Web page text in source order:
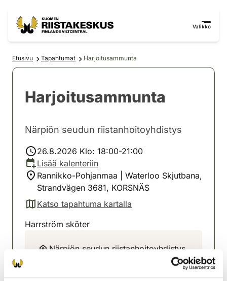
Valikko
Etusivu Tapahtumat Harjoitusammunta
Harjoitusammunta
Närpiön seudun riistanhoitoyhdistys
26.8.2026 Klo: 18:00-21:00
Lisää kalenteriin
Rannikko-Pohjanmaa | Waterloo Skjutbana,
Strandvägen 3681, KORSNÄS
Katso tapahtuma kartalla
(avautuu uuteen välilehteen)
Harrström sköter
Närpiön seudun riistanhoitoyhdistys